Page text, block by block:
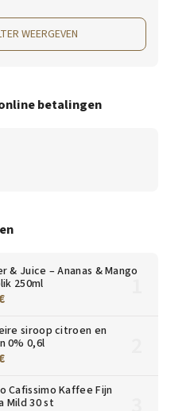
WEERGEVEN
betalingen
& Juice – Ananas & Mango
250ml
siroop citroen en
0% 0,6l
Cafissimo Kaffee Fijn
Mild 30 st